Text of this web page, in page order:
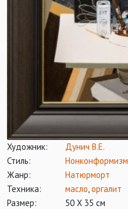
Художник:
Дунич В.Е.
Стиль:
Нонконформизм
Жанр:
Натюрморт
Техника:
масло оргалит
Размер:
50 Х 35 см